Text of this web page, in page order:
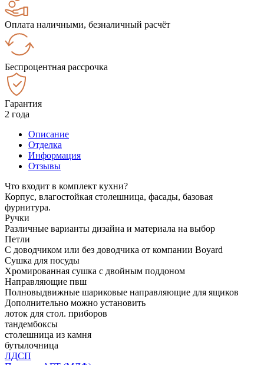
Оплата наличными, безналичный расчёт
Беспроцентная рассрочка
Гарантия
2 года
Описание
Отделка
Информация
Отзывы
Что входит в комплект кухни?
Корпус, влагостойкая столешница, фасады, базовая
фурнитура.
Ручки
Различные варианты дизайна и материала на выбор
Петли
С доводчиком или без доводчика от компании Boyard
Сушка для посуды
Хромированная сушка с двойным поддоном
Направляющие пвш
Полновыдвижные шариковые направляющие для ящиков
Дополнительно можно установить
лоток для стол. приборов
тандембоксы
столешница из камня
бутылочница
ЛДСП